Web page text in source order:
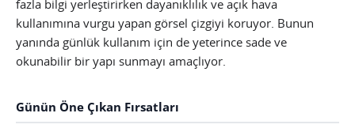
fazla bilgi yerleştirirken dayanıklılık ve açık hava
kullanımına vurgu yapan görsel çizgiyi koruyor. Bunun
yanında günlük kullanım için de yeterince sade ve
okunabilir bir yapı sunmayı amaçlıyor.
Günün Öne Çıkan Fırsatları